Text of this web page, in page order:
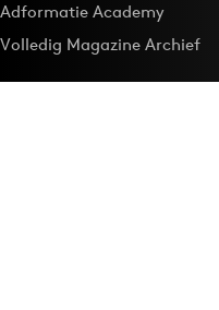
Adformatie Academy
Volledig Magazine Archief